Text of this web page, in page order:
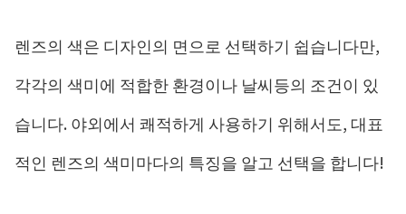
렌즈의 색은 디자인의 면으로 선택하기 쉽습니다만,
각각의 색미에 적합한 환경이나 날씨등의 조건이 있
습니다. 야외에서 쾌적하게 사용하기 위해서도, 대표
적인 렌즈의 색미마다의 특징을 알고 선택을 합니다!